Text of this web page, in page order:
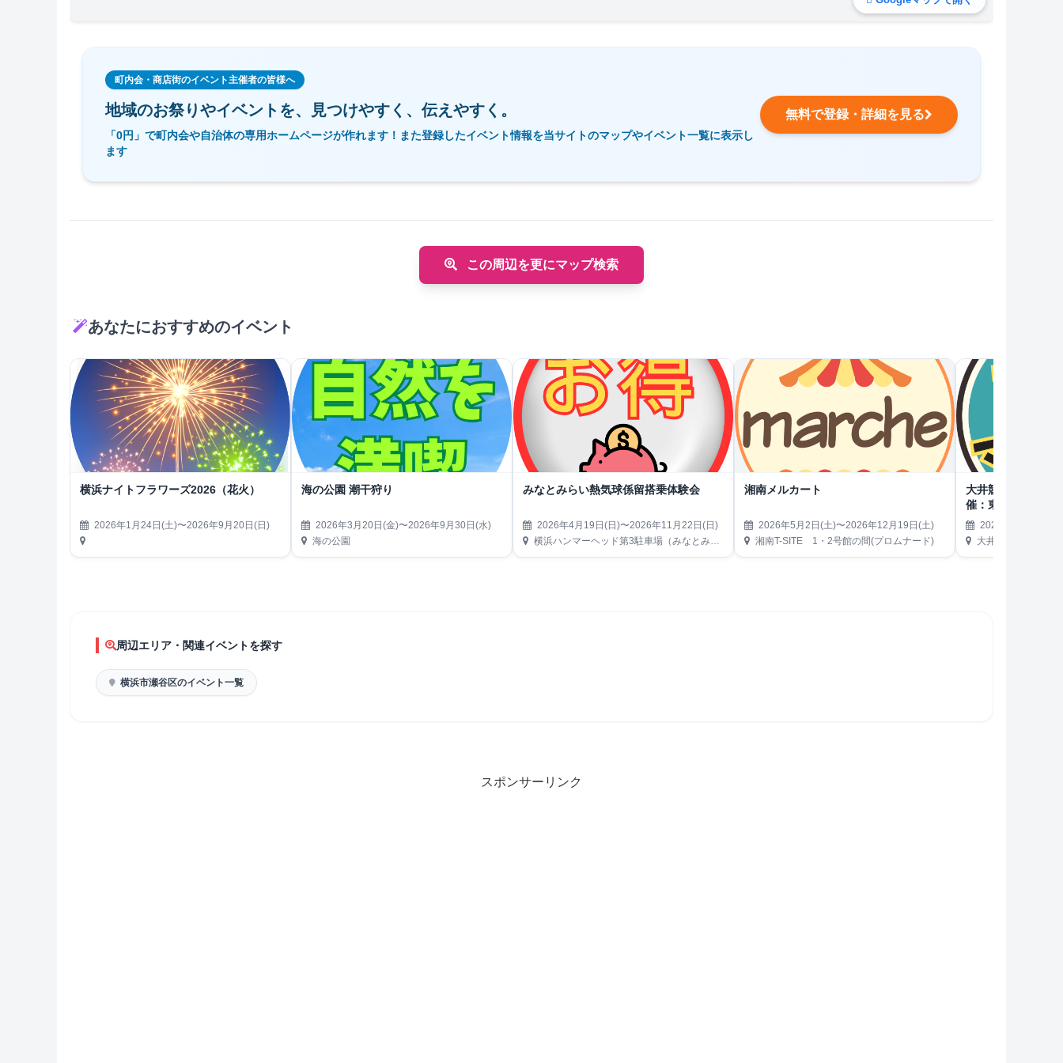
町内会・商店街のイベント主催者の皆様へ
地域のお祭りやイベントを、 見つけやすく、伝えやすく。
「0円」で町内会や自治体の専用ホームページが作れます！また登録したイベント情報を当サイトのマップやイベント一覧に表示し
ます
無料で登録・詳細を見る
この周辺を更にマップ検索
あなたにおすすめのイベント
横浜ナイトフラワーズ2026（花火）
2026年1月24日(土)〜2026年9月20日(日)
海の公園 潮干狩り
2026年3月20日(金)〜2026年9月30日(水)
海の公園
みなとみらい熱気球係留搭乗体験会
2026年4月19日(日)〜2026年11月22日(日)
横浜ハンマーヘッド第3駐車場（みなとみらい21地区）
湘南メルカート
2026年5月2日(土)〜2026年12月19日(土)
湘南T-SITE 1・2号館の間(プロムナード)
大井競馬場Tokyo
催：東京リサイク
2026年5月2日(土)
大井競馬場 第1駐車
周辺エリア・関連イベントを探す
横浜市瀬谷区のイベント一覧
スポンサーリンク